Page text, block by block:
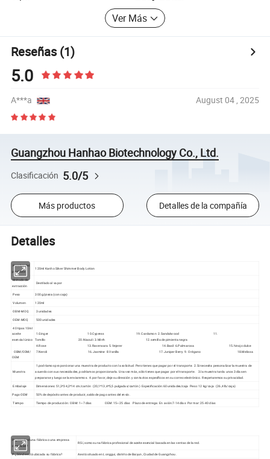
Ver Más
Reseñas(1)
5.0
A***a August 04 , 2025
Guangzhou Hanhao Biotechnology Co., Ltd.
Clasificación 5.0/5
Más productos Detalles de la compañía
Detalles
Nombre del
producto
120ml Kanho Silver Shimmer Body Lotion
Método de
extracción
Destilado al vapor
Peso 300 g/pieza (con caja)
Volumen 120ml
OBM-MOQ
3 unidades
OEM-MOQ
500 unidades
40 tipos 10ml
aceite
esencial único
OBM/ODM/
OEM
1.Ginger 10.Cypress 19.Cardamon 2.Sandalwood 11.
Tomillo 20.Niaouli 3.Mirrh 12.semilla de pimienta negra
4.Rose 13.Ravensara 5.Vejerer 14.Basil 6.Palmarosa 15.hinojo dulce
7.Neroli 16.Jasmine 8.Vanilla 17.Juniper Berry 9. Orégano 18.Melissa
Muestra
1.podríamos proporcionar una muestra de producto con la solicitud. Pero tienes que pagar por el transporte. 2.Si necesita personalizar la muestra de
acuerdo con sus necesidades, podríamos proporcionarla. Una vez más, sólo tienes que pagar por el transporte. 3.la muestra tarda unos 3 días en
prepararse y luego se la enviaremos. 4.por favor, deje su dirección y contactos específicos en su correo electrónico. Respetaremos su privacidad.
Embalaje
Dimensiones: 51,3*34,2*14 cm/cartón (20,1*13,4*5,5 pulgadas/cartón) Especificación:60 unidades/caja Peso: 12 kg/caja (26,4 lb/caja)
Pago OEM
50% de depósito antes de producir, saldo de pago antes del envío.
Tiempo
Tiempo de producción: OBM: 1~7 días OEM: 15~25 días Plazo de entrega: En avión:7-14 días Por mar: 25-40 días
P: ¿es usted una fábrica o una empresa
comercial?
R:Sí, somos una fábrica profesional de aceite esencial basada en las ventas de la red.
P:¿Dónde está ubicada su fábrica? A:está situado en Longgui, distrito de Baiyun, Ciudad de Guangzhou.